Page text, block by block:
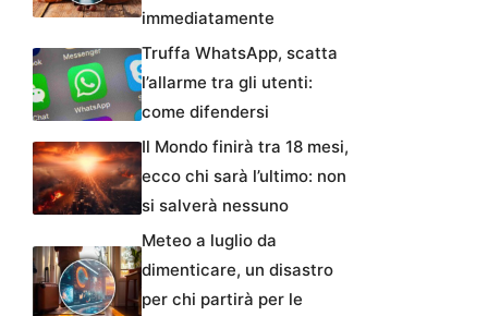
immediatamente
Truffa WhatsApp, scatta
l’allarme tra gli utenti:
come difendersi
Il Mondo finirà tra 18 mesi,
ecco chi sarà l’ultimo: non
si salverà nessuno
Meteo a luglio da
dimenticare, un disastro
per chi partirà per le